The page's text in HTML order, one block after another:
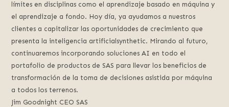
límites en disciplinas como el aprendizaje basado en máquina y
el aprendizaje a fondo. Hoy día, ya ayudamos a nuestros
clientes a capitalizar las oportunidades de crecimiento que
presenta la inteligencia artificialsynthetic. Mirando al futuro,
continuaremos incorporando soluciones AI en todo el
portafolio de productos de SAS para llevar los beneficios de
transformación de la toma de decisiones asistida por máquina
a todos los terrenos.
Jim Goodnight CEO SAS